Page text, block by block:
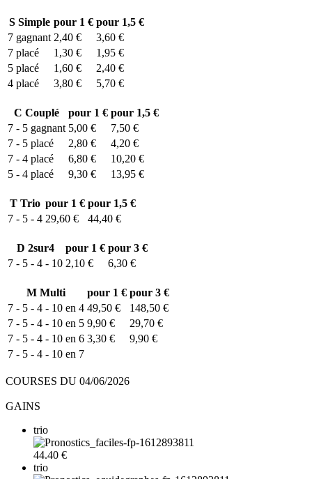
SSimple pour 1 € pour 1,5 €
7 gagnant 2,40 €
3,60 €
7 placé 1,30 €
1,95 €
5 placé 1,60 €
2,40 €
4 placé 3,80 € 5,70 €
C Couplé pour 1 € pour 1,5 €
7 - 5 gagnant 5,00 €
7,50 €
7 - 5 placé 2,80 €
4,20 €
7 - 4 placé 6,80 €
10,20 €
5 - 4 placé 9,30 € 13,95 €
T Trio pour 1 € pour 1,5 €
7 - 5 - 4 29,60 € 44,40 €
D 2sur4 pour 1 € pour 3 €
7 - 5 - 4 - 10 2,10 € 6,30 €
M Multi pour 1 € pour 3 €
7 - 5 - 4 - 10 en 4 49,50 €
148,50 €
7 - 5 - 4 - 10 en 5 9,90 €
29,70 €
7 - 5 - 4 - 10 en 6 3,30 €
9,90 €
7 - 5 - 4 - 10 en 7
COURSES DU 04/06/2026
GAINS
trio
44.40 €
trio